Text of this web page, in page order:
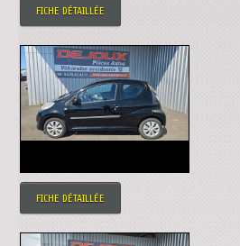
FICHE DÉTAILLÉE
FICHE DÉTAILLÉE